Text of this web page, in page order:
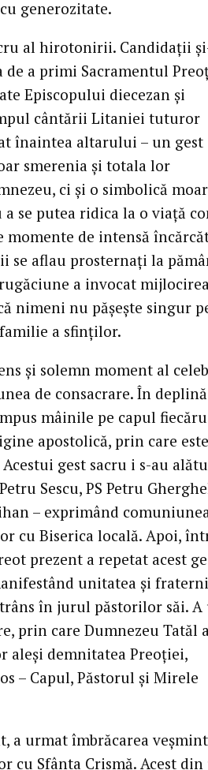
generozitate.
al hirotonirii. Candidații
a primi Sacramentul
Episcopului diecezan și
cântării Litaniei tuturor
înaintea altarului – un gest
smerenia și totala lor
ci și o simbolică
se putea ridica la o viață
momente de intensă
se aflau prosternați la
a invocat
nimeni nu pășește singur
a sfinților.
și solemn moment al
de consacrare. În deplină
mâinile pe capul
apostolică, prin care este
gest sacru i s-au
Sescu, PS Petru
– exprimând
cu Biserica locală. Apoi,
prezent a repetat acest
unitatea și
în jurul păstorilor săi. A
prin care Dumnezeu Tatăl
aleși demnitatea Preoției,
– Capul, Păstorul și Mirele
a urmat îmbrăcarea
cu Sfânta Crismă. Acest